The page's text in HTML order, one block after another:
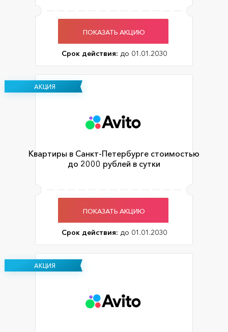
ПОКАЗАТЬ АКЦИЮ
Срок действия: до 01.01.2030
АКЦИЯ
Квартиры в Санкт-Петербурге стоимостью
до 2000 рублей в сутки
ПОКАЗАТЬ АКЦИЮ
Срок действия: до 01.01.2030
АКЦИЯ